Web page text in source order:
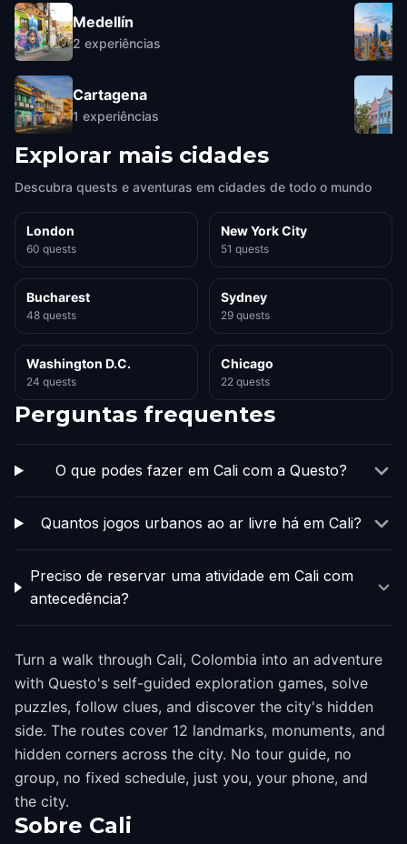
Medellín
2 experiências
Cartagena
1 experiências
Explorar mais cidades
Descubra quests e aventuras em cidades de todo o mundo
London
60 quests
New York City
51 quests
Bucharest
48 quests
Sydney
29 quests
Washington D.C.
24 quests
Chicago
22 quests
Perguntas frequentes
O que podes fazer em Cali com a Questo?
Quantos jogos urbanos ao ar livre há em Cali?
Preciso de reservar uma atividade em Cali com
antecedência?
Turn a walk through Cali, Colombia into an adventure
with Questo's self-guided exploration games, solve
puzzles, follow clues, and discover the city's hidden
side. The routes cover 12 landmarks, monuments, and
hidden corners across the city. No tour guide, no
group, no fixed schedule, just you, your phone, and
the city.
Sobre Cali